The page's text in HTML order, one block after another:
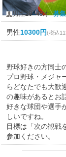
男性20~49才募集
男性10300円(税込
野球好きの方同士
プロ野球・メジャ
らどなたでも大歓
の趣味があるとお
好きな球団や選手
しいですね。
目標は「次の観戦
参加ください。